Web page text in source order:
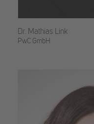
Dr. Mathias Link
PwC GmbH